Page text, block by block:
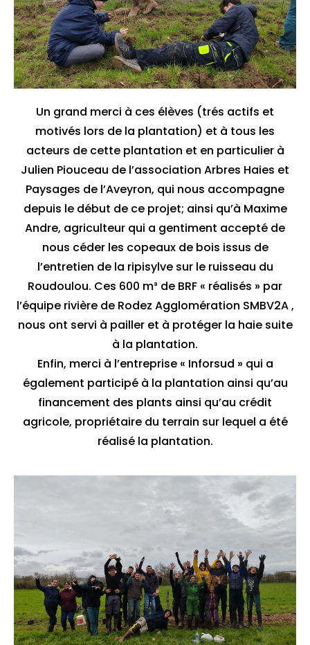
Un grand merci à ces élèves (trés actifs et
motivés lors de la plantation) et à tous les
acteurs de cette plantation et en particulier à
Julien Piouceau de l’association Arbres Haies et
Paysages de l’Aveyron, qui nous accompagne
depuis le début de ce projet; ainsi qu’à Maxime
Andre, agriculteur qui a gentiment accepté de
nous céder les copeaux de bois issus de
l’entretien de la ripisylve sur le ruisseau du
Roudoulou. Ces 600 m³ de BRF « réalisés » par
l’équipe rivière de Rodez Agglomération SMBV2A ,
nous ont servi à pailler et à protéger la haie suite
à la plantation.
Enfin, merci à l’entreprise « Inforsud » qui a
également participé à la plantation ainsi qu’au
financement des plants ainsi qu’au crédit
agricole, propriétaire du terrain sur lequel a été
réalisé la plantation.